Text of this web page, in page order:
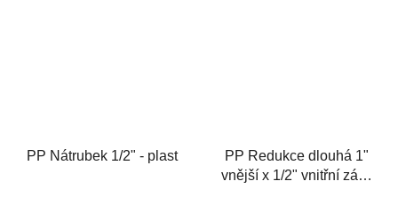
PP Nátrubek 1/2" - plast
PP Redukce dlouhá 1"
vnější x 1/2" vnitřní závit